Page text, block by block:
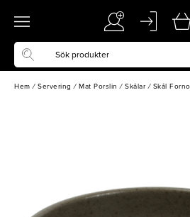
Hem / Servering / Mat Porslin / Skålar / Skål